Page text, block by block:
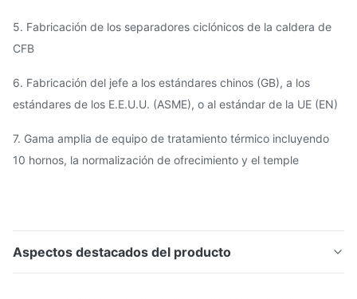
5. Fabricación de los separadores ciclónicos de la caldera de
CFB
6. Fabricación del jefe a los estándares chinos (GB), a los
estándares de los E.E.U.U. (ASME), o al estándar de la UE (EN)
7. Gama amplia de equipo de tratamiento térmico incluyendo
10 hornos, la normalización de ofrecimiento y el temple
Aspectos destacados del producto